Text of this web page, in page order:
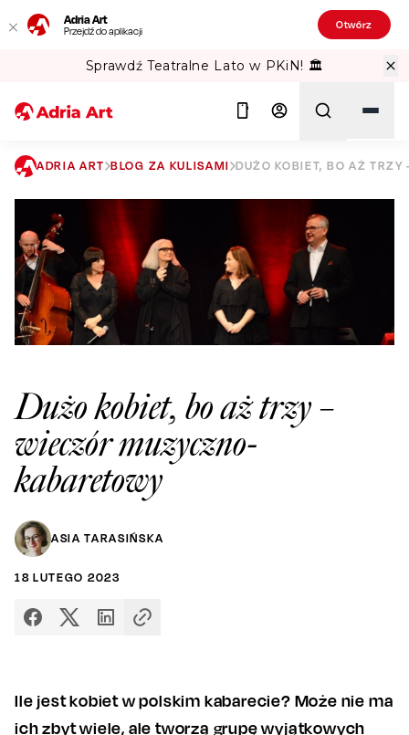
Adria Art
Przejdź do aplikacji Otwórz
Sprawdź Teatralne Lato w PKiN! 🏛️
ADRIA ART BLOG ZA KULISAMI DUŻO KOBIET, BO AŻ
Dużo kobiet, bo aż trzy –
wieczór muzyczno-
kabaretowy
ASIA TARASIŃSKA
18 LUTEGO 2023
Ile jest kobiet w polskim kabarecie? Może nie ma
ich zbyt wiele, ale tworzą grupę wyjątkowych